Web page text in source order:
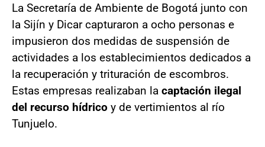
La Secretaría de Ambiente de Bogotá junto con
la Sijín y Dicar capturaron a ocho personas e
impusieron dos medidas de suspensión de
actividades a los establecimientos dedicados a
la recuperación y trituración de escombros.
Estas empresas realizaban la captación ilegal
del recurso hídrico y de vertimientos al río
Tunjuelo.